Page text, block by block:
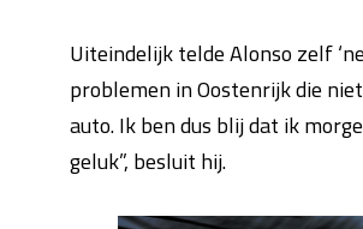
Uiteindelijk telde Alonso zelf
problemen in Oostenrijk die
auto. Ik ben dus blij dat ik
geluk”, besluit hij.